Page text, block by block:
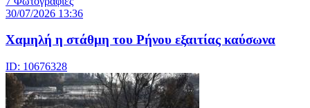
30/07/2026 13:36
Χαμηλή η στάθμη του Ρήνου εξαιτίας καύσωνα
ID: 10676328